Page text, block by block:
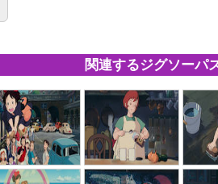
関連するジグソーパ